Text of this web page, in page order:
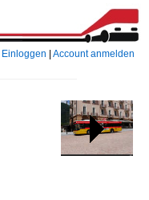
Einloggen Account anmelden